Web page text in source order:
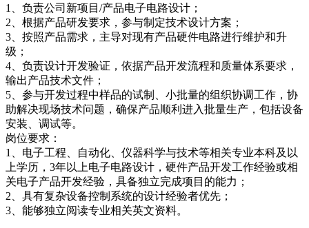
1、负责公司新项目/产品电子电路设计；
2、根据产品研发要求，参与制定技术设计方案；
3、按照产品需求，主导对现有产品硬件电路进行维护和升
级；
4、负责设计开发验证，依据产品开发流程和质量体系要求，
输出产品技术文件；
5、参与开发过程中样品的试制、小批量的组织协调工作，协
助解决现场技术问题，确保产品顺利进入批量生产，包括设备
安装、调试等。
岗位要求：
1、电子工程、自动化、仪器科学与技术等相关专业本科及以
上学历，3年以上电子电路设计，硬件产品开发工作经验或相
关电子产品开发经验，具备独立完成项目的能力；
2、具有复杂设备控制系统的设计经验者优先；
3、能够独立阅读专业相关英文资料。